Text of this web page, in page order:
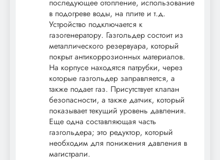
последующее отопление, использование
в подогреве воды, на плите и т.д.
Устройство подключается к
газогенератору. Газгольдер состоит из
металлического резервуара, который
покрыт антикоррозионных материалов.
На корпусе находятся патрубки, через
которые газгольдер заправляется, а
также подает газ. Присутствует клапан
безопасности, а также датчик, который
показывает текущий уровень давления.
Еще одна составляющая часть
газгольдера; это редуктор, который
необходим для понижения давления в
магистрали.